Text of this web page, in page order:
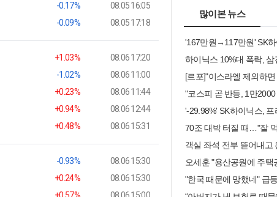
-0.17% 08.05 16:05
-0.09% 08.05 17:18
+1.03% 08.06 17:20
-1.02% 08.06 11:00
+0.23% 08.06 11:44
+0.94% 08.06 12:44
+0.48% 08.06 15:31
-0.93% 08.06 15:30
+0.24% 08.06 15:30
많이본 뉴스